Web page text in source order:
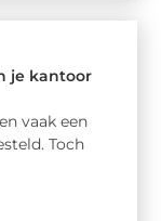
je kantoor
vaak een
Toch